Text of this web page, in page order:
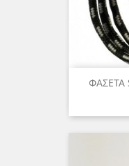
ΦΑΣΕΤΑ